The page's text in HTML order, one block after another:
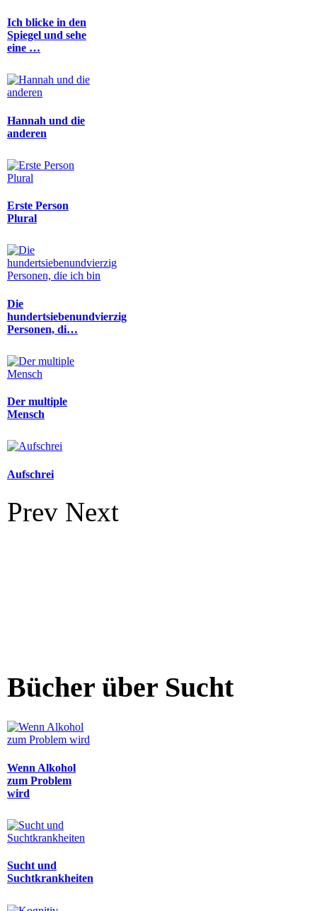
Ich blicke in den
Spiegel und sehe
eine …
Hannah und die
anderen
Erste Person
Plural
Die
hundertsiebenundvierzig
Personen, di…
Der multiple
Mensch
Aufschrei
Prev Next
Bücher über Sucht
Wenn Alkohol
zum Problem
wird
Sucht und
Suchtkrankheiten